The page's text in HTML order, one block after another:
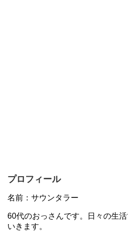
プロフィール
名前：サウンタラー
60代のおっさんです。日々の生
いきます。